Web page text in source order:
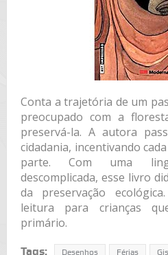
Conta a trajetória de um
preocupado com a
preservá-la. A autora
cidadania, incentivando
parte. Com uma
descomplicada, esse livro
da preservação
leitura para crianças
primário.
Tags: Desenhos Férias